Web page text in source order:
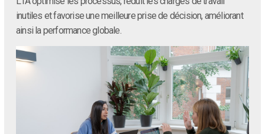
inutiles et favorise une meilleure prise de décision, améliorant
ainsi la performance globale.